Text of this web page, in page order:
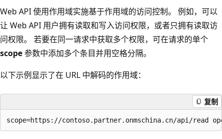
Web API 使用作用域实施基于作用域的访问控制。 例如，可以
让 Web API 用户拥有读取和写入访问权限，或者只拥有读取访
问权限。 若要在同一请求中获取多个权限，可在请求的单个
scope参数中添加多个条目并用空格分隔。
以下示例显示了在 URL 中解码的作用域：
复制